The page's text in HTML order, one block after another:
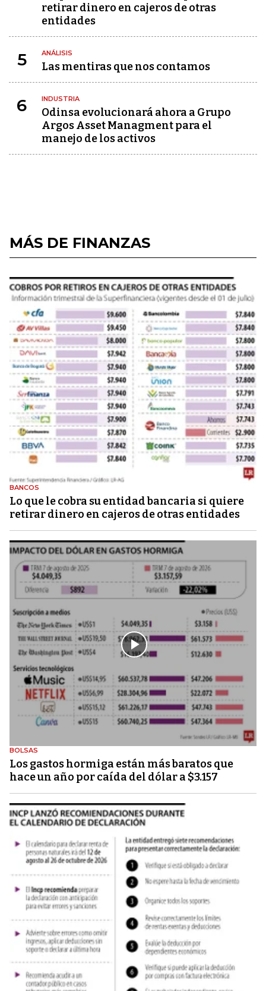
retirar dinero en cajeros de otras
entidades
5 ANÁLISIS
Las mentiras que nos contamos
6 INDUSTRIA
Odinsa evolucionará ahora a Grupo
Argos Asset Managment para el
manejo de los activos
MÁS DE FINANZAS
BANCOS
Lo que le cobra su entidad bancaria si quiere
retirar dinero en cajeros de otras entidades
BOLSAS
Los gastos hormiga están más baratos que
hace un año por caída del dólar a $3.157